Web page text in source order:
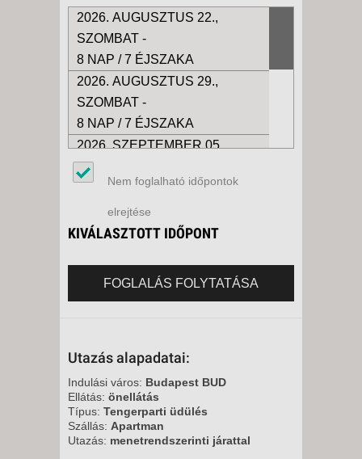
2026. AUGUSZTUS 22.,
SZOMBAT -
8 NAP / 7 ÉJSZAKA
2026. AUGUSZTUS 29.,
SZOMBAT -
8 NAP / 7 ÉJSZAKA
2026. SZEPTEMBER 05.,
SZOMBAT -
8 NAP / 7 ÉJSZAKA
2026. SZEPTEMBER 12.,
SZOMBAT -
2026. SZEPTEMBER 19.,
Nem foglalható időpontok
elrejtése
KIVÁLASZTOTT IDŐPONT
FOGLALÁS FOLYTATÁSA
Utazás alapadatai:
Indulási város: Budapest BUD
Ellátás: önellátás
Típus: Tengerparti üdülés
Szállás: Apartman
Utazás: menetrendszerinti járattal